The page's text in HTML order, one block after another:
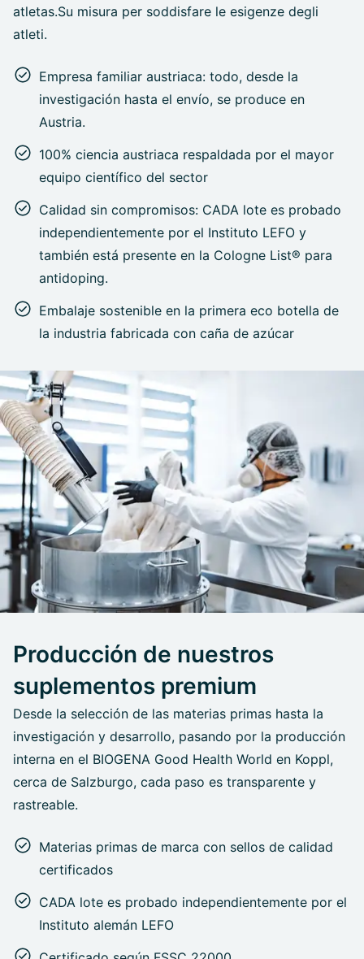
atletas.Su misura per soddisfare le esigenze degli
atleti.
Empresa familiar austriaca: todo, desde la
investigación hasta el envío, se produce en
Austria.
100% ciencia austriaca respaldada por el mayor
equipo científico del sector
Calidad sin compromisos: CADA lote es probado
independientemente por el Instituto LEFO y
también está presente en la Cologne List® para
antidoping.
Embalaje sostenible en la primera eco botella de
la industria fabricada con caña de azúcar
Producción de nuestros
suplementos premium
Desde la selección de las materias primas hasta la
investigación y desarrollo, pasando por la producción
interna en el BIOGENA Good Health World en Koppl,
cerca de Salzburgo, cada paso es transparente y
rastreable.
Materias primas de marca con sellos de calidad
certificados
CADA lote es probado independientemente por el
Instituto alemán LEFO